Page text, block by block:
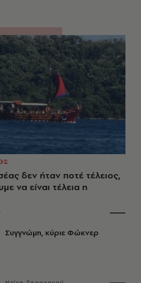
δεν ήταν ποτέ τέλειος,
να είναι τέλεια η
Συγγνώμη, κύριε Φώκνερ